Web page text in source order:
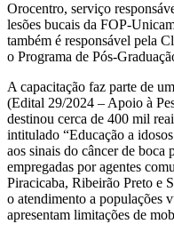
Orocentro, serviço
lesões bucais da FOP-
também é responsável pela
o Programa de Pós-
A capacitação faz parte de
(Edital 29/2024 – Apoio à
destinou cerca de 400 mil
intitulado “Educação a
aos sinais do câncer de boca
empregadas por agentes
Piracicaba, Ribeirão Preto e
o atendimento a populações
apresentam limitações de